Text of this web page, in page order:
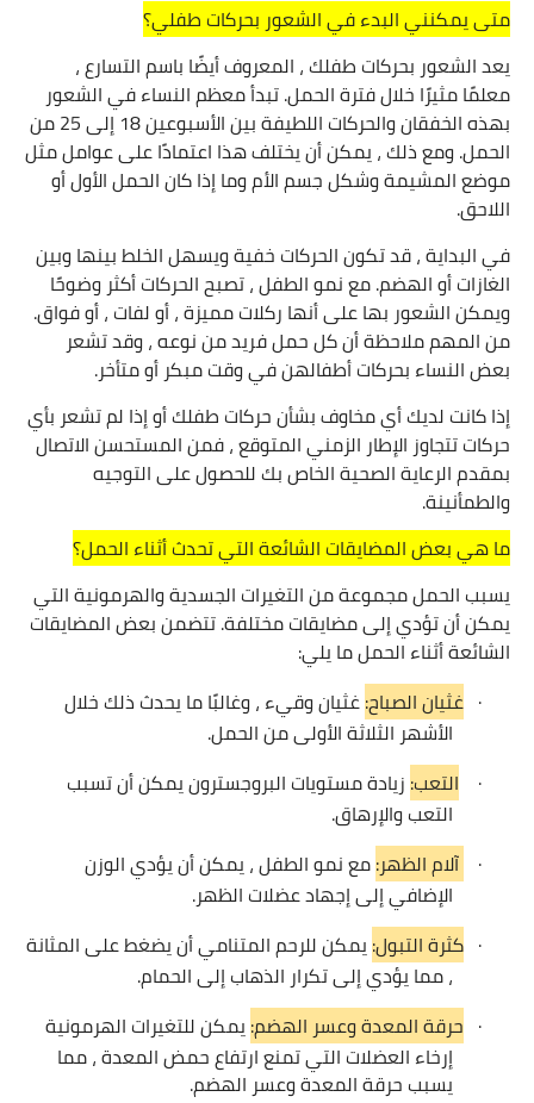
متى يمكنني البدء في الشعور بحركات طفلي؟
يعد الشعور بحركات طفلك ، المعروف أيضًا باسم التسارع ،
معلمًا مثيرًا خلال فترة الحمل. تبدأ معظم النساء في الشعور
بهذه الخفقان والحركات اللطيفة بين الأسبوعين 18 إلى 25 من
الحمل. ومع ذلك ، يمكن أن يختلف هذا اعتمادًا على عوامل مثل
موضع المشيمة وشكل جسم الأم وما إذا كان الحمل الأول أو
اللاحق.
في البداية ، قد تكون الحركات خفية ويسهل الخلط بينها وبين
الغازات أو الهضم. مع نمو الطفل ، تصبح الحركات أكثر وضوحًا
ويمكن الشعور بها على أنها ركلات مميزة ، أو لفات ، أو فواق.
من المهم ملاحظة أن كل حمل فريد من نوعه ، وقد تشعر
بعض النساء بحركات أطفالهن في وقت مبكر أو متأخر.
إذا كانت لديك أي مخاوف بشأن حركات طفلك أو إذا لم تشعر بأي
حركات تتجاوز الإطار الزمني المتوقع ، فمن المستحسن الاتصال
بمقدم الرعاية الصحية الخاص بك للحصول على التوجيه
والطمأنينة.
ما هي بعض المضايقات الشائعة التي تحدث أثناء الحمل؟
يسبب الحمل مجموعة من التغيرات الجسدية والهرمونية التي
يمكن أن تؤدي إلى مضايقات مختلفة. تتضمن بعض المضايقات
الشائعة أثناء الحمل ما يلي:
· غثيان الصباح:غثيان وقيء ، وغالبًا ما يحدث ذلك خلال
الأشهر الثلاثة الأولى من الحمل.
· التعب: زيادة مستويات البروجسترون يمكن أن تسبب
التعب والإرهاق.
· آلام الظهر:مع نمو الطفل ، يمكن أن يؤدي الوزن
الإضافي إلى إجهاد عضلات الظهر.
· كثرة التبول:يمكن للرحم المتنامي أن يضغط على المثانة
، مما يؤدي إلى تكرار الذهاب إلى الحمام.
· حرقة المعدة وعسر الهضم:يمكن للتغيرات الهرمونية
إرخاء العضلات التي تمنع ارتفاع حمض المعدة ، مما
يسبب حرقة المعدة وعسر الهضم.